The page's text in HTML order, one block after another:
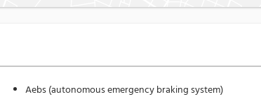
Aebs (autonomous emergency braking system)